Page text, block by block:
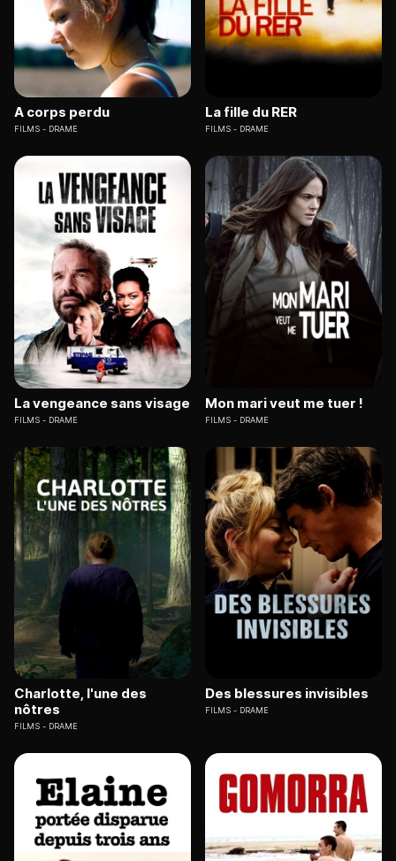
A corps perdu
FILMS DRAME
La fille du RER
FILMS DRAME
La vengeance sans visage
FILMS DRAME
Mon mari veut me tuer !
FILMS DRAME
Charlotte, l'une des
nôtres
FILMS DRAME
Des blessures invisibles
FILMS DRAME